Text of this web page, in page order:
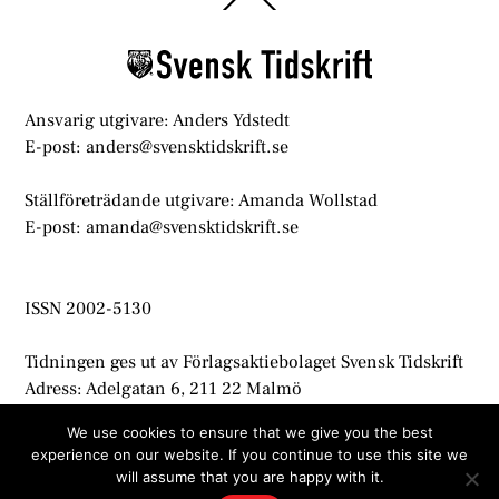
To
Ansvarig utgivare: Anders Ydstedt
E-post: anders@svensktidskrift.se
Ställföreträdande utgivare: Amanda Wollstad
E-post: amanda@svensktidskrift.se
ISSN 2002-5130
Tidningen ges ut av Förlagsaktiebolaget Svensk Tidskrift
Adress: Adelgatan 6, 211 22 Malmö
© Svensk Tidskrift 2021
We use cookies to ensure that we give you the best
experience on our website. If you continue to use this site we
will assume that you are happy with it.